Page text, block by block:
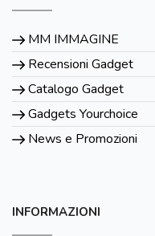
MM IMMAGINE
Recensioni Gadget
Catalogo Gadget
Gadgets Yourchoice
News e Promozioni
INFORMAZIONI